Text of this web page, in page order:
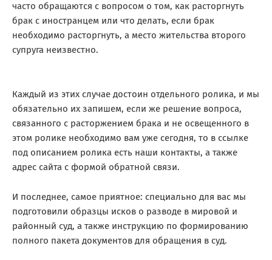
часто обращаются с вопросом о том, как расторгнуть
брак с иностранцем или что делать, если брак
необходимо расторгнуть, а место жительства второго
супруга неизвестно.
Каждый из этих случае достоин отдельного ролика, и мы
обязательно их запишем, если же решение вопроса,
связанного с расторжением брака и не освещенного в
этом ролике необходимо вам уже сегодня, то в ссылке
под описанием ролика есть наши контакты, а также
адрес сайта с формой обратной связи.
И последнее, самое приятное: специально для вас мы
подготовили образцы исков о разводе в мировой и
районный суд, а также инструкцию по формированию
полного пакета документов для обращения в суд.